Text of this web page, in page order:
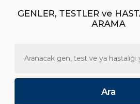
GENLER, TESTLER ve
ARAMA